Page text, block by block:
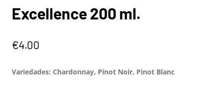
Excellence 200 ml.
€4.00
Variedades: Chardonnay, Pinot Noir, Pinot Blanc